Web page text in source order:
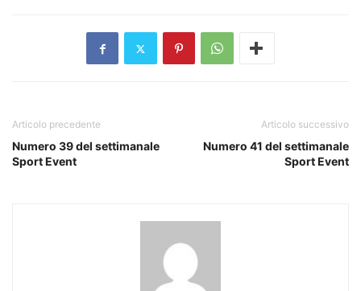
Articolo precedente
Numero 39 del settimanale
Sport Event
Articolo successivo
Numero 41 del settimanale
Sport Event